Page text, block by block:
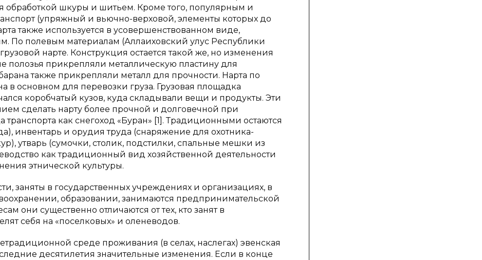
обработкой шкуры и шитьем. Кроме того, популярным и
(упряжный и вьючно-верховой, элементы которых до
также используется в усовершенствованном виде,
По полевым материалам (Аллаиховский улус Республики
нарте. Конструкция остается такой же, но изменения
полозья прикрепляли металлическую пластину для
также прикрепляли металл для прочности. Нарта по
в основном для перевозки груза. Грузовая площадка
коробчатый кузов, куда складывали вещи и продукты. Эти
сделать нарту более прочной и долговечной при
как снегоход «Буран» [1]. Традиционными остаются
инвентарь и орудия труда (снаряжение для охотника-
утварь (сумочки, столик, подстилки, спальные мешки из
как традиционный вид хозяйственной деятельности
этнической культуры.
заняты в государственных учреждениях и организациях, в
образовании, занимаются предпринимательской
они существенно отличаются от тех, кто занят в
себя на «поселковых» и оленеводов.
среде проживания (в селах, наслегах) эвенская
десятилетия значительные изменения. Если в конце